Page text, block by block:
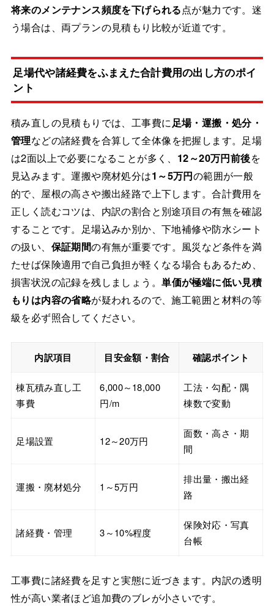
将来のメンテナンス頻度を下げられる点が魅力です。迷
う場合は、両プランの見積もり比較が近道です。
足場代や諸経費をふまえた合計費用の出し方のポイ
ント
積み直しの見積もりでは、工事費に足場・運搬・処分・
管理などの諸経費を合算して全体像を把握します。足場
は2面以上で必要になることが多く、 12～20万円前後を
見込みます。運搬や廃材処分は1～5万円の範囲が一般
的で、屋根の高さや搬出経路で上下します。合計費用を
正しく読むコツは、内訳の割合と別途項目の有無を確認
することです。足場込みか別か、下地補修や防水シート
の扱い、 保証期間の有無が重要です。風災など条件を満
たせば保険適用で自己負担が軽くなる場合もあるため、
損害状況の記録を残しましょう。単価が極端に低い見積
もりは内容の省略が疑われるので、施工範囲と材料の等
級を必ず照合してください。
内訳項目 目安金額・割合 確認ポイント
棟瓦積み直し工
事費
6,000～18,000
円/m
工法・勾配・隅
棟数で変動
足場設置 12～20万円
面数・高さ・期
間
運搬・廃材処分 1～5万円
排出量・搬出経
路
諸経費・管理 3～10%程度
保険対応・写真
台帳
工事費に諸経費を足すと実態に近づきます。内訳の透明
性が高い業者ほど追加費のブレが小さいです。